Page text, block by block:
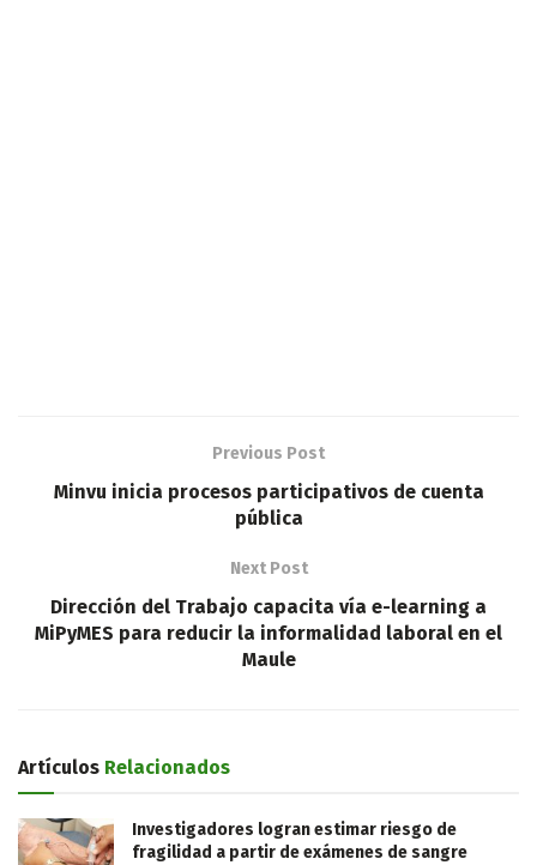
Previous Post
Minvu inicia procesos participativos de cuenta
pública
Next Post
Dirección del Trabajo capacita vía e-learning a
MiPyMES para reducir la informalidad laboral en el
Maule
Artículos Relacionados
Investigadores logran estimar riesgo de
fragilidad a partir de exámenes de sangre